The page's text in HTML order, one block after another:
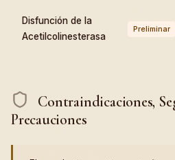
Disfunción de la
Acetilcolinesterasa
Preliminar
Contraindicaciones,
Precauciones